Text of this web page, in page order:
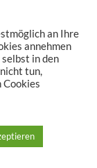
,
,
,JACQUARD
TISCHSET
an Ihre
annehmen
in den
tun,
Cookies